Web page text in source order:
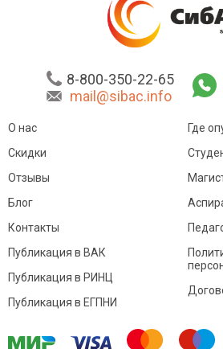
8-800-350-22-65
mail@sibac.info
О нас
Скидки
Отзывы
Блог
Контакты
Где
Публикация в ВАК
Публикация в РИНЦ
Публикация в ЕГПНИ